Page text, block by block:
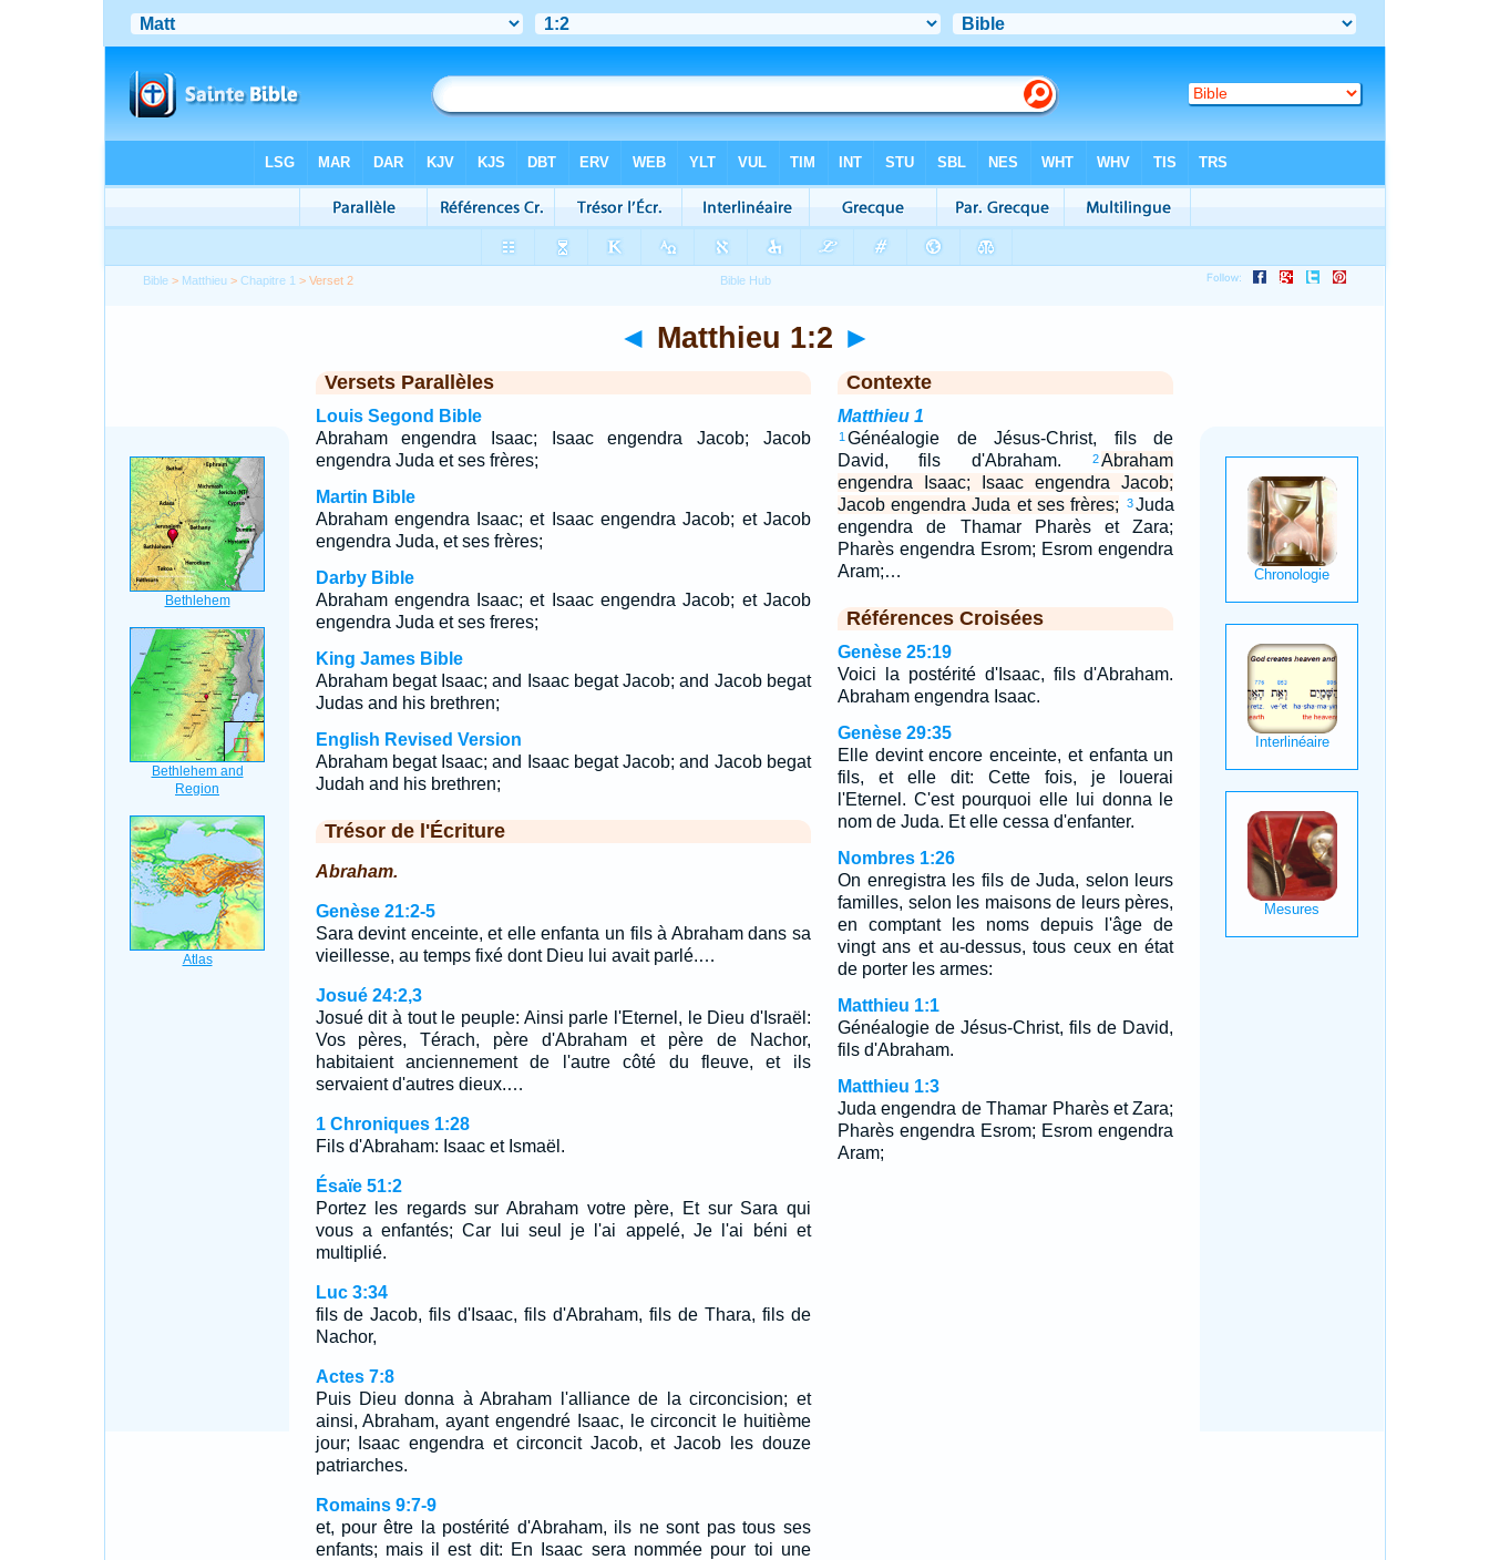
Bible > Matthieu >Chapitre 1 > Verset 2
◄ Matthieu 1:2 ►
Versets Parallèles
Louis Segond Bible
Abraham engendra Isaac; Isaac engendra Jacob; Jacob
engendra Juda et ses frères;
Martin Bible
Abraham engendra Isaac; et Isaac engendra Jacob; et Jacob
engendra Juda, et ses frères;
Darby Bible
Abraham engendra Isaac; et Isaac engendra Jacob; et Jacob
engendra Juda et ses freres;
King James Bible
Abraham begat Isaac; and Isaac begat Jacob; and Jacob begat
Judas and his brethren;
English Revised Version
Abraham begat Isaac; and Isaac begat Jacob; and Jacob begat
Judah and his brethren;
Trésor de l'Écriture
Abraham.
Genèse 21:2-5
Sara devint enceinte, et elle enfanta un fils à Abraham dans sa
vieillesse, au temps fixé dont Dieu lui avait parlé.…
Josué 24:2,3
Josué dit à tout le peuple: Ainsi parle l'Eternel, le Dieu d'Israël:
Vos pères, Térach, père d'Abraham et père de Nachor,
habitaient anciennement de l'autre côté du fleuve, et ils
servaient d'autres dieux.…
1 Chroniques 1:28
Fils d'Abraham: Isaac et Ismaël.
Ésaïe 51:2
Portez les regards sur Abraham votre père, Et sur Sara qui
vous a enfantés; Car lui seul je l'ai appelé, Je l'ai béni et
multiplié.
Luc 3:34
fils de Jacob, fils d'Isaac, fils d'Abraham, fils de Thara, fils de
Nachor,
Actes 7:8
Puis Dieu donna à Abraham l'alliance de la circoncision; et
ainsi, Abraham, ayant engendré Isaac, le circoncit le huitième
jour; Isaac engendra et circoncit Jacob, et Jacob les douze
patriarches.
Romains 9:7-9
et, pour être la postérité d'Abraham, ils ne sont pas tous ses
enfants; mais il est dit: En Isaac sera nommée pour toi une
Contexte
Matthieu 1
1 Généalogie de Jésus-Christ, fils de
David, fils d'Abraham.
2 Abraham
engendra Isaac; Isaac engendra Jacob;
Jacob engendra Juda et ses frères;
3 Juda
engendra de Thamar Pharès et Zara;
Pharès engendra Esrom; Esrom engendra
Aram;…
Références Croisées
Genèse 25:19
Voici la postérité d'Isaac, fils d'Abraham.
Abraham engendra Isaac.
Genèse 29:35
Elle devint encore enceinte, et enfanta un
fils, et elle dit: Cette fois, je louerai
l'Eternel. C'est pourquoi elle lui donna le
nom de Juda. Et elle cessa d'enfanter.
Nombres 1:26
On enregistra les fils de Juda, selon leurs
familles, selon les maisons de leurs pères,
en comptant les noms depuis l'âge de
vingt ans et au-dessus, tous ceux en état
de porter les armes:
Matthieu 1:1
Généalogie de Jésus-Christ, fils de David,
fils d'Abraham.
Matthieu 1:3
Juda engendra de Thamar Pharès et Zara;
Pharès engendra Esrom; Esrom engendra
Aram;